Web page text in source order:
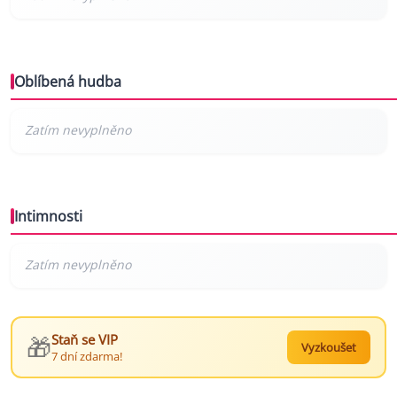
Oblíbená hudba
Intimnosti
🎁Staň se VIP
7 dní zdarma!
Vyzkoušet